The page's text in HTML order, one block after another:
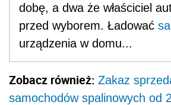
dobę, a dwa że właściciel
przed wyborem. Ładować
urządzenia w domu...
Zobacz również: Zakaz
samochodów spalinowych od